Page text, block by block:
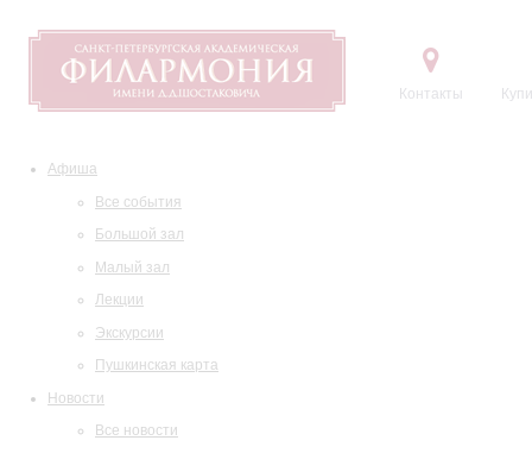
Контакты
Афиша
Все события
Большой зал
Малый зал
Лекции
Экскурсии
Пушкинская карта
Новости
Все новости